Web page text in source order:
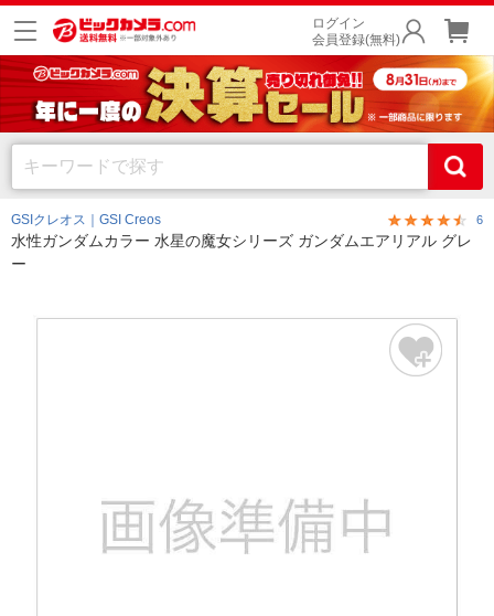
ログイン
会員登録(無料)
GSIクレオス｜GSI Creos 6
水性ガンダムカラー 水星の魔女シリーズ ガンダムエアリアル グレ
ー